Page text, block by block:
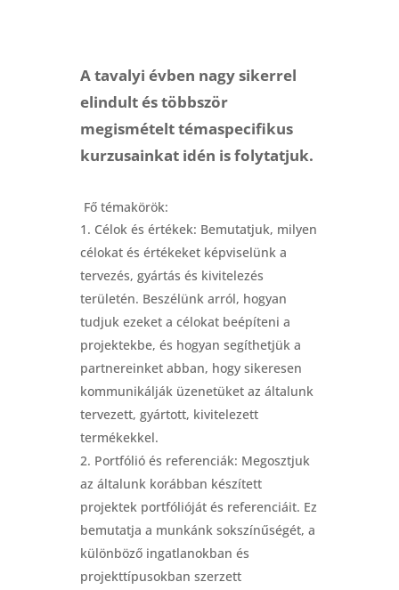
A tavalyi évben nagy sikerrel
elindult és többször
megismételt témaspecifikus
kurzusainkat idén is folytatjuk.
Fő témakörök:
Célok és értékek: Bemutatjuk, milyen
célokat és értékeket képviselünk a
tervezés, gyártás és kivitelezés
területén. Beszélünk arról, hogyan
tudjuk ezeket a célokat beépíteni a
projektekbe, és hogyan segíthetjük a
partnereinket abban, hogy sikeresen
kommunikálják üzenetüket az általunk
tervezett, gyártott, kivitelezett
termékekkel.
Portfólió és referenciák: Megosztjuk
az általunk korábban készített
projektek portfólióját és referenciáit. Ez
bemutatja a munkánk sokszínűségét, a
különböző ingatlanokban és
projekttípusokban szerzett